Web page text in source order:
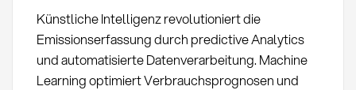
Künstliche Intelligenz revolutioniert die
Emissionserfassung durch predictive Analytics
und automatisierte Datenverarbeitung. Machine
Learning optimiert Verbrauchsprognosen und